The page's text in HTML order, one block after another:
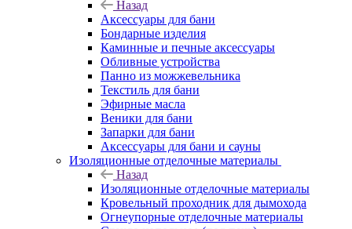
Назад
Аксессуары для бани
Бондарные изделия
Каминные и печные аксессуары
Обливные устройства
Панно из можжевельника
Текстиль для бани
Эфирные масла
Веники для бани
Запарки для бани
Аксессуары для бани и сауны
Изоляционные отделочные материалы
Назад
Изоляционные отделочные материалы
Кровельный проходник для дымохода
Огнеупорные отделочные материалы